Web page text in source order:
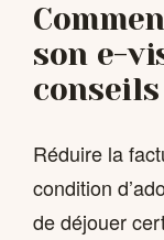
son e-
Réduire la
condition
de déjouer